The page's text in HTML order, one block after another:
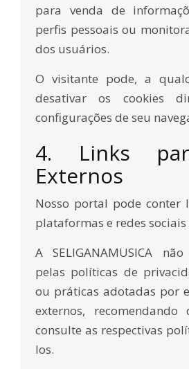
para venda de
perfis pessoais ou
dos usuários.
O visitante pode, a
desativar os cookies
configurações de seu
4. Links
Externos
Nosso portal pode conter
plataformas e redes
A SELIGANAMUSICA
pelas políticas de
ou práticas adotadas por
externos,
consulte as respectivas
los.